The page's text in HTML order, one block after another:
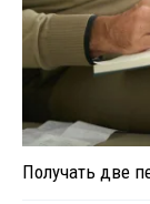
Получать две